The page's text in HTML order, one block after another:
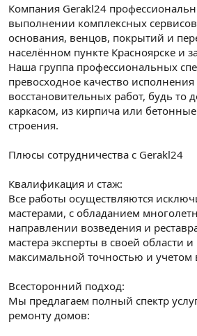
Компания Gerakl24
выполнении комплексных
основания, венцов, покрытий и
населённом пункте Красноярске и
Наша группа профессиональных
превосходное качество исполнения
восстановительных работ, будь то
каркасом, из кирпича или
строения.
Плюсы сотрудничества с Gerakl24
Квалификация и стаж:
Все работы осуществляются
мастерами, с обладанием
направлении возведения и
мастера эксперты в своей области
максимальной точностью и учетом
Всесторонний подход:
Мы предлагаем полный спектр
ремонту домов: